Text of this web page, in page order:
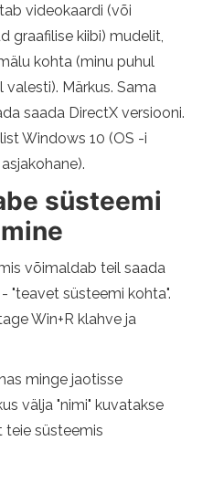
videokaardi (või
graafilise kiibi) mudelit,
kohta (minu puhul
Märkus. Sama
saada DirectX versiooni.
Windows 10 (OS -i
süsteemi
võimaldab teil saada
"teavet süsteemi kohta".
Win+R klahve ja
minge jaotisse
välja "nimi" kuvatakse
teie süsteemis